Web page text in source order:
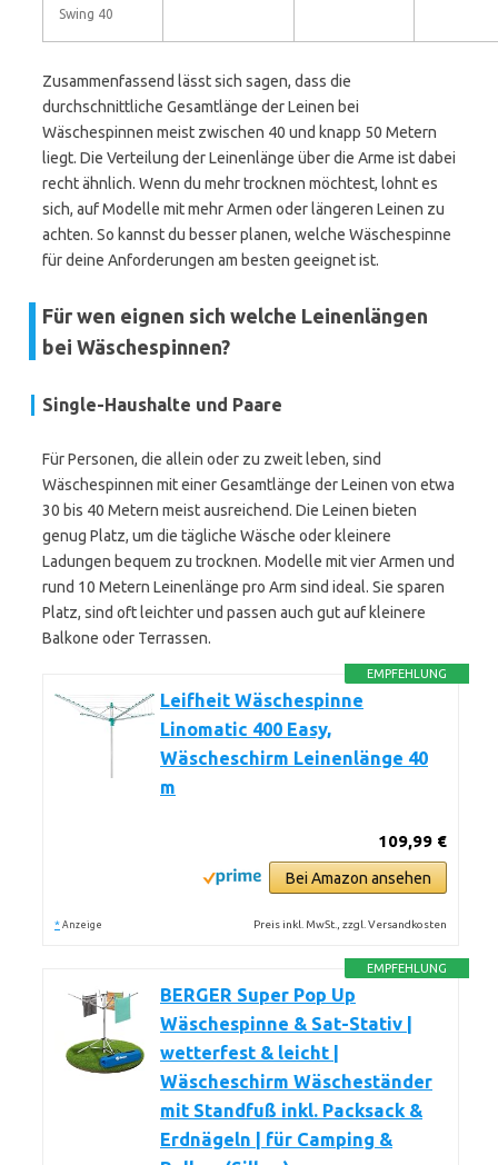
Swing 40
Zusammenfassend lässt sich sagen, dass die
durchschnittliche Gesamtlänge der Leinen bei
Wäschespinnen meist zwischen 40 und knapp 50 Metern
liegt. Die Verteilung der Leinenlänge über die Arme ist dabei
recht ähnlich. Wenn du mehr trocknen möchtest, lohnt es
sich, auf Modelle mit mehr Armen oder längeren Leinen zu
achten. So kannst du besser planen, welche Wäschespinne
für deine Anforderungen am besten geeignet ist.
Für wen eignen sich welche Leinenlängen
bei Wäschespinnen?
Single-Haushalte und Paare
Für Personen, die allein oder zu zweit leben, sind
Wäschespinnen mit einer Gesamtlänge der Leinen von etwa
30 bis 40 Metern meist ausreichend. Die Leinen bieten
genug Platz, um die tägliche Wäsche oder kleinere
Ladungen bequem zu trocknen. Modelle mit vier Armen und
rund 10 Metern Leinenlänge pro Arm sind ideal. Sie sparen
Platz, sind oft leichter und passen auch gut auf kleinere
Balkone oder Terrassen.
EMPFEHLUNG
Leifheit Wäschespinne
Linomatic 400 Easy,
Wäscheschirm Leinenlänge 40
m
109,99 €
Bei Amazon ansehen
* Anzeige Preis inkl. MwSt., zzgl. Versandkosten
EMPFEHLUNG
BERGER Super Pop Up
Wäschespinne & Sat-Stativ |
wetterfest & leicht |
Wäscheschirm Wäscheständer
mit Standfuß inkl. Packsack &
Erdnägeln | für Camping &